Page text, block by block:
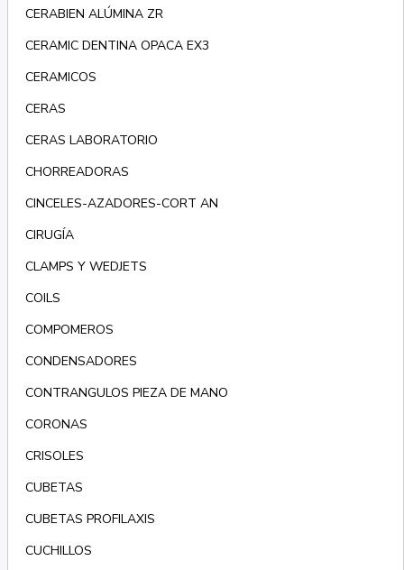
CERABIEN ALÚMINA ZR
CERAMIC DENTINA OPACA EX3
CERAMICOS
CERAS
CERAS LABORATORIO
CHORREADORAS
CINCELES-AZADORES-CORT AN
CIRUGÍA
CLAMPS Y WEDJETS
COILS
COMPOMEROS
CONDENSADORES
CONTRANGULOS PIEZA DE MANO
CORONAS
CRISOLES
CUBETAS
CUBETAS PROFILAXIS
CUCHILLOS